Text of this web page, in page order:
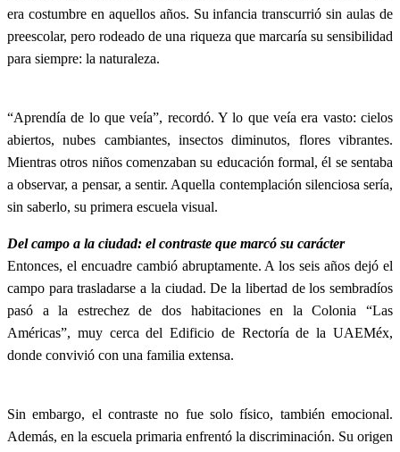
era costumbre en aquellos años. Su infancia transcurrió sin aulas de
preescolar, pero rodeado de una riqueza que marcaría su sensibilidad
para siempre: la naturaleza.
“Aprendía de lo que veía”, recordó. Y lo que veía era vasto: cielos
abiertos, nubes cambiantes, insectos diminutos, flores vibrantes.
Mientras otros niños comenzaban su educación formal, él se sentaba
a observar, a pensar, a sentir. Aquella contemplación silenciosa sería,
sin saberlo, su primera escuela visual.
Del campo a la ciudad: el contraste que marcó su carácter
Entonces, el encuadre cambió abruptamente. A los seis años dejó el
campo para trasladarse a la ciudad. De la libertad de los sembradíos
pasó a la estrechez de dos habitaciones en la Colonia “Las
Américas”, muy cerca del Edificio de Rectoría de la UAEMéx,
donde convivió con una familia extensa.
Sin embargo, el contraste no fue solo físico, también emocional.
Además, en la escuela primaria enfrentó la discriminación. Su origen